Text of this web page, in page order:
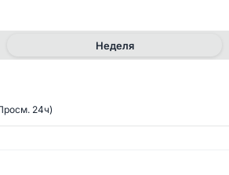
Неделя
24ч)